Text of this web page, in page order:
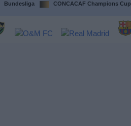
Bundesliga CONCACAF Champions Cup